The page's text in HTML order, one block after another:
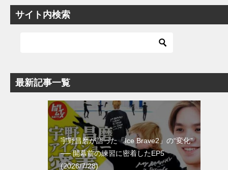
サイト内検索
最新記事一覧
宇野昌磨が語った「Ice Brave2」の“変化”
── 開幕前の練習に密着したEP5
(2026/7/28)